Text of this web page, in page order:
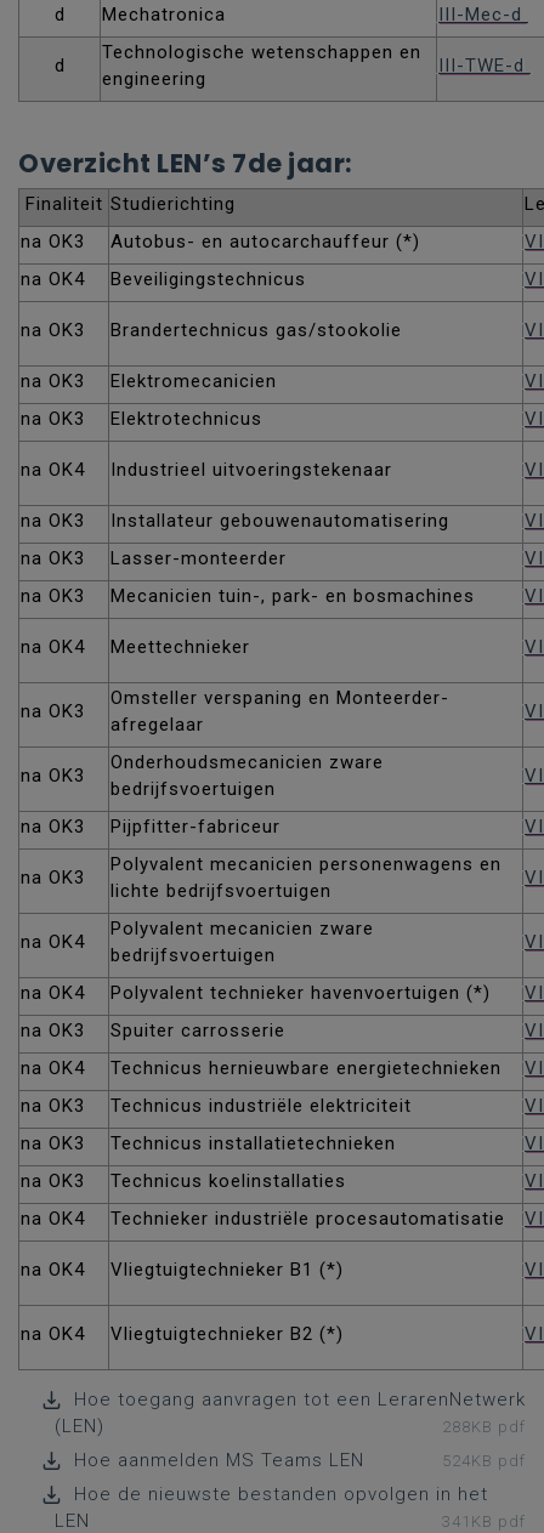
d Mechatronica III-Mec-d
d
Technologische wetenschappen en
engineering
III-TWE-d
Overzicht LEN’s 7de jaar:
Finaliteit Studierichting
na OK3
Autobus- en autocarchauffeur (*)
na OK4
Beveiligingstechnicus
na OK3 Brandertechnicus gas/stookolie
na OK3 Elektromecanicien
na OK3
Elektrotechnicus
na OK4 Industrieel uitvoeringstekenaar
na OK3 Installateur gebouwenautomatisering
na OK3
Lasser-monteerder
na OK3
Mecanicien tuin-, park- en bosmachines
na OK4 Meettechnieker
na OK3
Omsteller verspaning en Monteerder-
afregelaar
na OK3
Onderhoudsmecanicien zware
bedrijfsvoertuigen
na OK3 Pijpfitter-fabriceur
na OK3
Polyvalent mecanicien personenwagens en
lichte bedrijfsvoertuigen
na OK4
Polyvalent mecanicien zware
bedrijfsvoertuigen
na OK4 Polyvalent technieker havenvoertuigen (*)
na OK3
Spuiter carrosserie
na OK4
Technicus hernieuwbare energietechnieken
na OK3
Technicus industriële elektriciteit
na OK3
Technicus installatietechnieken
na OK3
Technicus koelinstallaties
na OK4
Technieker industriële procesautomatisatie
na OK4 Vliegtuigtechnieker B1 (*)
na OK4 Vliegtuigtechnieker B2 (*)
Hoe toegang aanvragen tot een LerarenNetwerk
(LEN)
288KB pdf
Hoe aanmelden MS Teams LEN 524KB pdf
Hoe de nieuwste bestanden opvolgen in het
LEN
341KB pdf